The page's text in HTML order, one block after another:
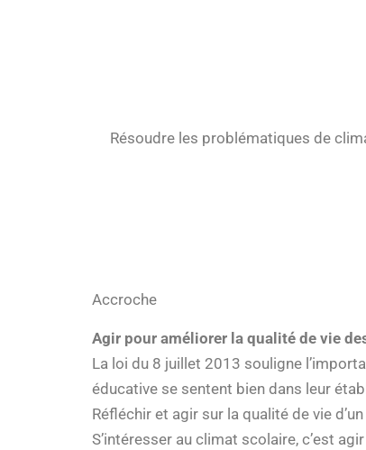
Résoudre les problématiques de
Accroche
Agir pour améliorer la qualité de vie
La loi du 8 juillet 2013 souligne
éducative se sentent bien dans leur
Réfléchir et agir sur la qualité de vie
S’intéresser au climat scolaire, c’est